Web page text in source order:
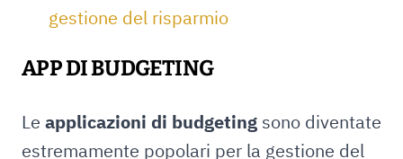
gestione del risparmio
APP DI BUDGETING
Le applicazioni di budgeting sono diventate
estremamente popolari per la gestione del